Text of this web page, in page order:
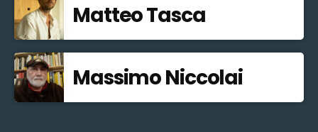
Matteo Tasca
Massimo Niccolai